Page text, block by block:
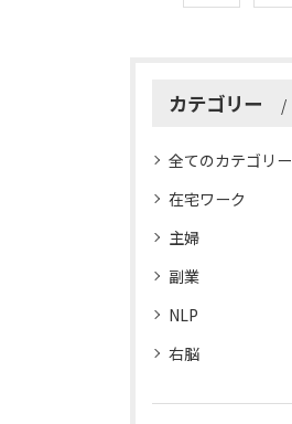
カテゴリー
全てのカテゴリー
在宅ワーク
主婦
副業
NLP
右脳